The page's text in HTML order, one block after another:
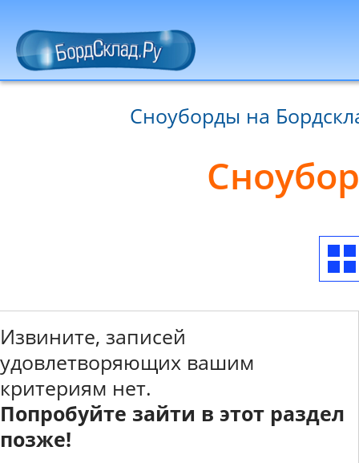
Сноуборды на
Извините, записей
удовлетворяющих вашим
критериям нет.
Попробуйте зайти в этот раздел
позже!